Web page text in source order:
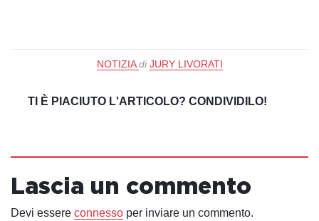
NOTIZIA di JURY LIVORATI
TI È PIACIUTO L'ARTICOLO? CONDIVIDILO!
Lascia un commento
Devi essere connesso per inviare un commento.